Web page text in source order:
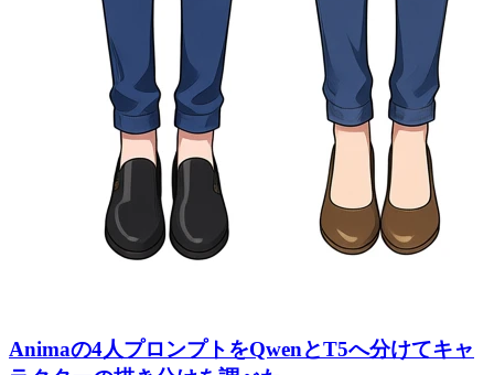
Animaの4人プロンプトをQwenとT5へ分けてキャ